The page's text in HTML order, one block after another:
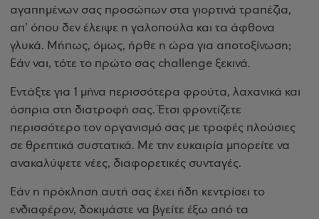
αγαπημένων σας προσώπων στα γιορτινά τραπέζια,
απ’ όπου δεν έλειψε η γαλοπούλα και τα άφθονα
γλυκά. Μήπως, όμως, ήρθε η ώρα για αποτοξίνωση;
Εάν ναι, τότε το πρώτο σας challenge ξεκινά.
Εντάξτε για 1 μήνα περισσότερα φρούτα, λαχανικά και
όσπρια στη διατροφή σας. Έτσι φροντίζετε
περισσότερο τον οργανισμό σας με τροφές πλούσιες
σε θρεπτικά συστατικά. Με την ευκαιρία μπορείτε να
ανακαλύψετε νέες, διαφορετικές συνταγές.
Εάν η πρόκληση αυτή σας έχει ήδη κεντρίσει το
ενδιαφέρον, δοκιμάστε να βγείτε έξω από τα